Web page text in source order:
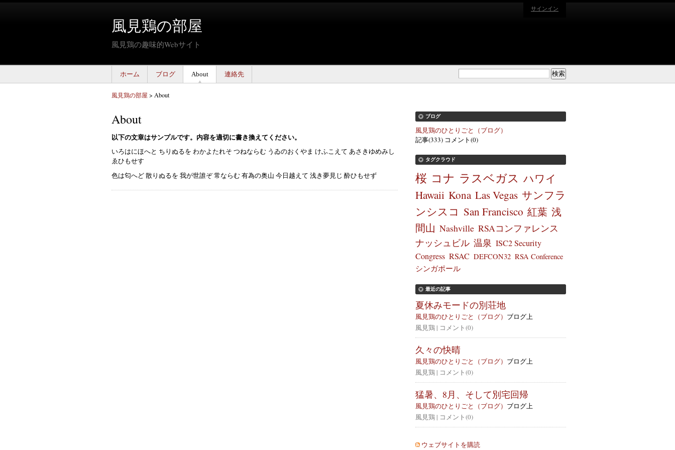
風見鶏の部屋
風見鶏の趣味的Webサイト
サインイン
ホーム ブログ About 連絡先
風見鶏の部屋 > About
About
以下の文章はサンプルです。内容を適切に書き換えてください。
いろはにほへと ちりぬるを わかよたれそ つねならむ うゐのおくやま けふこえて あさきゆめみし
ゑひもせす
色は匂へど 散りぬるを 我が世誰ぞ 常ならむ 有為の奥山 今日越えて 浅き夢見じ 酔ひもせず
ブログ
風見鶏のひとりごと（ブログ）
記事(333) コメント(0)
タグクラウド
桜 コナ ラスベガス ハワイ
Hawaii Kona Las Vegas サンフラ
ンシスコ San Francisco 紅葉 浅
間山 Nashville RSAコンファレンス
ナッシュビル 温泉 ISC2 Security
Congress RSAC DEFCON32 RSA Conference
シンガポール
最近の記事
夏休みモードの別荘地
風見鶏のひとりごと（ブログ） ブログ上
風見鶏 | コメント(0)
久々の快晴
風見鶏のひとりごと（ブログ） ブログ上
風見鶏 | コメント(0)
猛暑、8月、そして別宅回帰
風見鶏のひとりごと（ブログ） ブログ上
風見鶏 | コメント(0)
ウェブサイトを購読